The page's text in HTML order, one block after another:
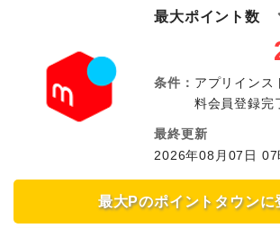
最大ポイント数
条件： アプリインス
料会員登録完
最終更新
2026年08月07日 07
最大Pのポイントタウンに